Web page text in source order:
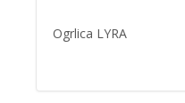
Ogrlica LYRA